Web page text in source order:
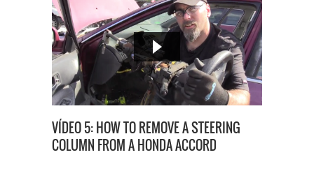
VÍDEO 5: HOW TO REMOVE A STEERING
COLUMN FROM A HONDA ACCORD